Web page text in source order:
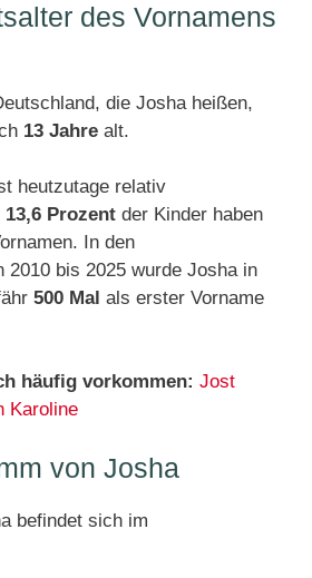
des Vornamens
die Josha heißen,
13 Jahre alt.
heutzutage relativ
13,6 Prozent der Kinder haben
In den
2010 bis 2025 wurde Josha in
500 Mal als erster Vorname
häufig vorkommen: Jost
Karoline
von Josha
befindet sich im